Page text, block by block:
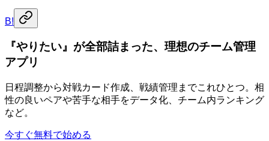
B!
『やりたい』が全部詰まった、理想のチーム管理
アプリ
日程調整から対戦カード作成、戦績管理までこれひとつ。相
性の良いペアや苦手な相手をデータ化、チーム内ランキング
など。
今すぐ無料で始める